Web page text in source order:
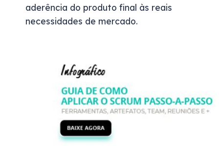
aderência do produto final às reais
necessidades de mercado.